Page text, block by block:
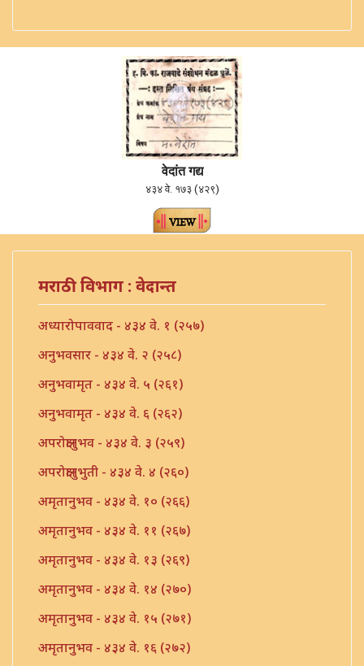
वेदांत गद्य
४३४ वे. १७३ (४२९)
मराठी विभाग : वेदान्त
अध्यारोपाववाद - ४३४ वे. १ (२५७)
अनुभवसार - ४३४ वे. २ (२५८)
अनुभवामृत - ४३४ वे. ५ (२६१)
अनुभवामृत - ४३४ वे. ६ (२६२)
अपरोक्षानुभव - ४३४ वे. ३ (२५९)
अपरोक्षानुभुती - ४३४ वे. ४ (२६०)
अमृतानुभव - ४३४ वे. १० (२६६)
अमृतानुभव - ४३४ वे. ११ (२६७)
अमृतानुभव - ४३४ वे. १३ (२६९)
अमृतानुभव - ४३४ वे. १४ (२७०)
अमृतानुभव - ४३४ वे. १५ (२७१)
अमृतानुभव - ४३४ वे. १६ (२७२)